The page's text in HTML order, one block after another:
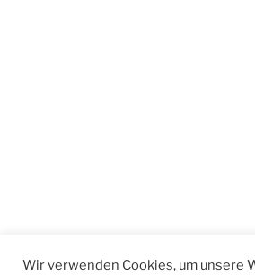
Wir verwenden Cookies, um unsere